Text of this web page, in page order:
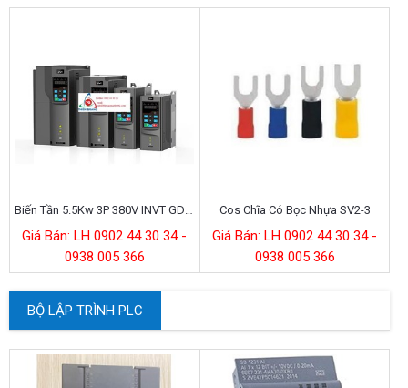
Giá Bán: LH 0902 44 30 34 -
0938 005 366
Cos Chĩa Có Bọc Nhựa SV2-3
Giá Bán: LH 0902 44 30 34 -
0938 005 366
BỘ LẬP TRÌNH PLC